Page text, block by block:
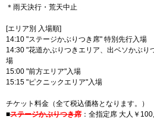
＊雨天決行・荒天中止
[エリア別 入場順]
14:10 "ステージかぶりつき席" 特別先行入場
14:30 "花道かぶりつきエリア、出ベソかぶり
場
15:00 "前方エリア"入場
15:15 "ピクニックエリア"入場
チケット料金（全て税込価格となります。）
■ステージかぶりつき席 ：全指定席 大人￥